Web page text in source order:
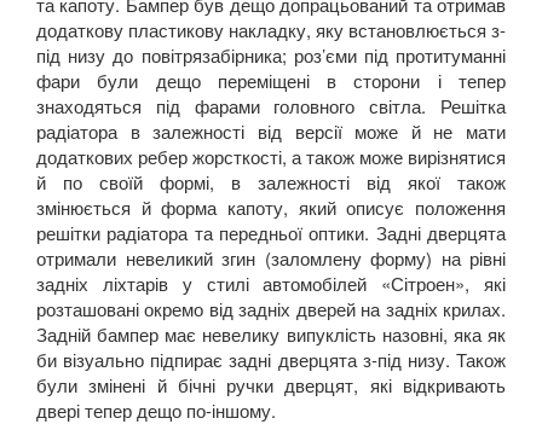
додаткову пластикову накладку, яку встановлюється з-
під низу до повітрязабірника; роз’єми під протитуманні
фари були дещо переміщені в сторони і тепер
знаходяться під фарами головного світла. Решітка
радіатора в залежності від версії може й не мати
додаткових ребер жорсткості, а також може вирізнятися
й по своїй формі, в залежності від якої також
змінюється й форма капоту, який описує положення
решітки радіатора та передньої оптики. Задні дверцята
отримали невеликий згин (заломлену форму) на рівні
задніх ліхтарів у стилі автомобілей «Сітроен», які
розташовані окремо від задніх дверей на задніх крилах.
Задній бампер має невелику випуклість назовні, яка як
би візуально підпирає задні дверцята з-під низу. Також
були змінені й бічні ручки дверцят, які відкривають
двері тепер дещо по-іншому.